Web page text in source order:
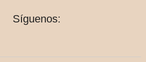
Síguenos: